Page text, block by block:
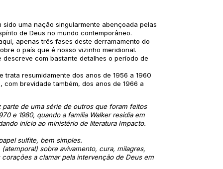
sido uma nação singularmente abençoada pelas
de Deus no mundo contemporâneo.
apenas três fases deste derramamento do
o país que é nosso vizinho meridional.
descreve com bastante detalhes o período de
trata resumidamente dos anos de 1956 a 1960
com brevidade também, dos anos de 1966 a
parte de uma série de outros que foram feitos
e 1980, quando a família Walker residia em
início ao ministério de literatura Impacto.
sulfite, bem simples.
sobre avivamento, cura, milagres,
a clamar pela intervenção de Deus em